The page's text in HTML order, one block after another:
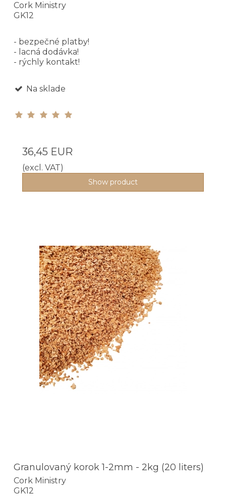
Cork Ministry
GK12
- bezpečné platby!
- lacná dodávka!
- rýchly kontakt!
Na sklade
36,45 EUR
(excl. VAT)
Show product
Granulovaný korok 1-2mm - 2kg (20 liters)
Cork Ministry
GK12